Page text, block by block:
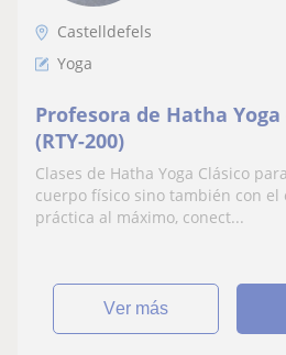
Castelldefels
Yoga
Profesora de Hatha
(RTY-200)
Clases de Hatha Yoga Clásico
cuerpo físico sino también con
práctica al máximo, conect...
ver más